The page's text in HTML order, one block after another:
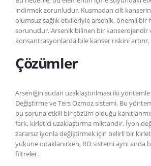
indirmek zorunludur. Kusmadan cilt
olumsuz sağlık etkileriyle arsenik, önemli bir
sorunudur. Arsenik bilinen bir kanserojendir
konsantrasyonlarda bile kanser riskini artırır.
Çözümler
Arseniğin sudan uzaklaştırılması iki
Değiştirme ve Ters Ozmoz sistemi. Bu
bu soruna etkili bir çözüm olduğu
fark, kirletici uzaklaştırma miktarıdır. İyon
zararsız iyonla değiştirmek için belirli bir
yüküne odaklanırken, RO sistemi aynı anda
filtreler.